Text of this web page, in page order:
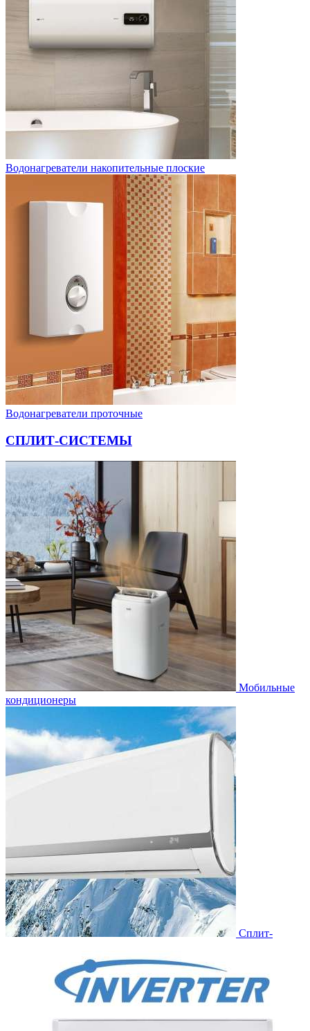
Водонагреватели накопительные плоские
Водонагреватели проточные
СПЛИТ-СИСТЕМЫ
Мобильные
кондиционеры
Сплит-